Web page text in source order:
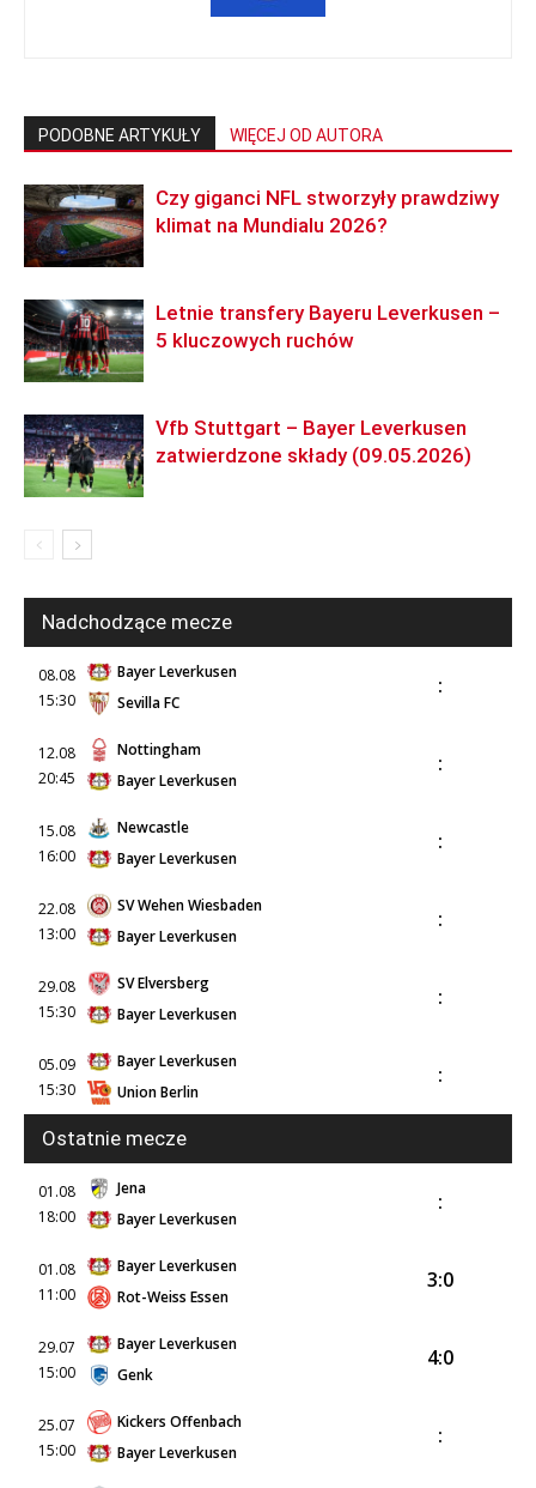
PODOBNE ARTYKUŁY WIĘCEJ OD AUTORA
Czy giganci NFL stworzyły prawdziwy
klimat na Mundialu 2026?
Letnie transfery Bayeru Leverkusen –
5 kluczowych ruchów
Vfb Stuttgart – Bayer Leverkusen
zatwierdzone składy (09.05.2026)
Nadchodzące mecze
08.08
15:30
Bayer Leverkusen
Sevilla FC
:
12.08
20:45
Nottingham
Bayer Leverkusen
:
15.08
16:00
Newcastle
Bayer Leverkusen
:
22.08
13:00
SV Wehen Wiesbaden
Bayer Leverkusen
:
29.08
15:30
SV Elversberg
Bayer Leverkusen
:
05.09
15:30
Bayer Leverkusen
Union Berlin
:
Ostatnie mecze
01.08
18:00
Jena
Bayer Leverkusen
:
01.08
11:00
Bayer Leverkusen
Rot-Weiss Essen
3:0
29.07
15:00
Bayer Leverkusen
Genk
4:0
25.07
15:00
Kickers Offenbach
Bayer Leverkusen
: